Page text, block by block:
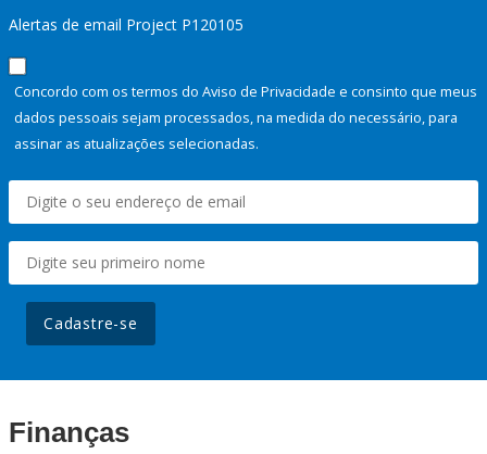
Alertas de email Project P120105
Concordo com os termos do Aviso de Privacidade e consinto que meus
dados pessoais sejam processados, na medida do necessário, para
assinar as atualizações selecionadas.
Cadastre-se
Finanças